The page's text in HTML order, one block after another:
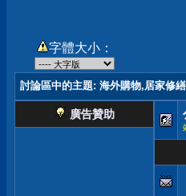
字體大小：
討論區中的主題: 海外購物,居家修
廣告贊助